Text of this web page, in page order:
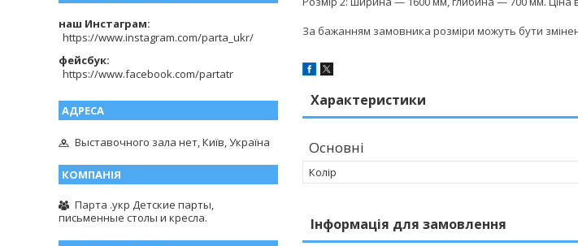
За бажанням замовника розміри можуть бути
Характеристики
Основні
Колір
Інформація для замовлення
наш Инстаграм
https://www.instagram.com/parta_ukr/
фейсбук
https://www.facebook.com/partatr
Выставочного зала нет, Київ, Україна
Парта .укр Детские парты,
письменные столы и кресла.